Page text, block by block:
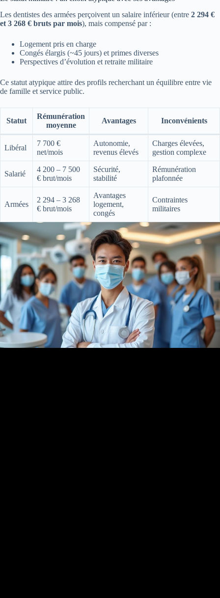
Les dentistes des armées perçoivent un salaire inférieur (entre 2 294 €
et 3 268 € bruts par mois), mais compensé par :
Logement pris en charge
Congés élargis (~45 jours) et primes diverses
Perspectives d’évolution et retraite militaire
Ce statut atypique attire des profils recherchant un équilibre entre vie
de famille et service public.
Statut
Rémunération
moyenne
Avantages Inconvénients
Libéral
7 700 €
net/mois
Autonomie,
revenus élevés
Charges élevées,
gestion complexe
Salarié
4 200 – 7 500
€ brut/mois
Sécurité,
stabilité
Rémunération
plafonnée
Armées
2 294 – 3 268
€ brut/mois
Avantages
logement,
congés
Contraintes
militaires